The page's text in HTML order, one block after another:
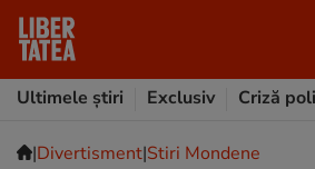
Ultimele știri
Exclusiv Criză
|Divertisment|Stiri Mondene